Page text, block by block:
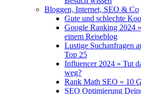
Bloggen, Internet, SEO & Co
Gute und schlechte
Google Ranking 2024
einem Reiseblog
Lustige Suchanfragen
Top 25
Influencer 2024 » Tut
weg?
Rank Math SEO » 10
SEO Optimierung